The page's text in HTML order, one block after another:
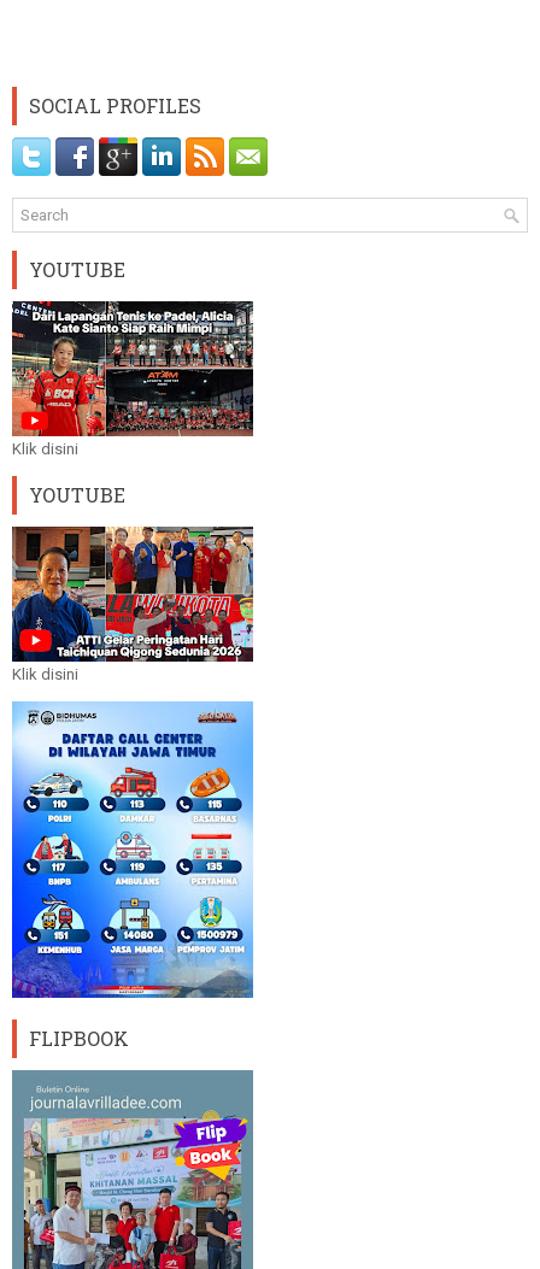
SOCIAL PROFILES
YOUTUBE
Klik disini
YOUTUBE
Klik disini
FLIPBOOK